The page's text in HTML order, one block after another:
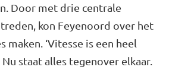
Door met drie centrale
kon Feyenoord over het
‘Vitesse is een heel
staat alles tegenover elkaar.